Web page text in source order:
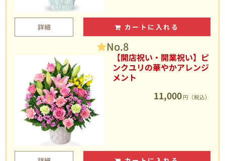
詳細 カートに入れる
No.8
【開店祝い・開業祝い】ピ
ンクユリの華やかアレンジ
メント
11,000 円（税込）